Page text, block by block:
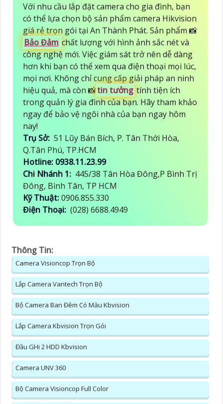
Với nhu cầu lắp đặt camera cho gia đình, bạn
có thể lựa chọn bộ sản phẩm camera Hikvision
giá rẻ trọn gói tại An Thành Phát. Sản phẩm 📸
Bảo Đảm chất lượng với hình ảnh sắc nét và
công nghệ mới. Việc giám sát trở nên dễ dàng
hơn khi bạn có thể xem qua điện thoại mọi lúc,
mọi nơi. Không chỉ cung cấp giải pháp an ninh
hiệu quả, mà còn 📸tin tưởng tính tiện ích
trong quản lý gia đình của bạn. Hãy tham khảo
ngay để bảo vệ ngôi nhà của bạn ngay hôm
nay!
Trụ Sở: 51 Lũy Bán Bích, P. Tân Thới Hòa,
Q.Tân Phú, TP.HCM
Hotline: 0938.11.23.99
Chi Nhánh 1: 445/38 Tân Hòa Đông,P Bình Trị
Đông, Bình Tân, TP HCM
Kỹ Thuật:0906.855.330
Điện Thoại: (028) 6688.4949
Thông Tin:
Camera Visioncop Trọn Bộ
Lắp Camera Vantech Trọn Bộ
Bộ Camera Ban Đêm Có Màu Kbvision
Lắp Camera Kbvision Trọn Gói
Đầu GHi 2 HDD Kbvision
Camera UNV 360
Bộ Camera Visioncop Full Color